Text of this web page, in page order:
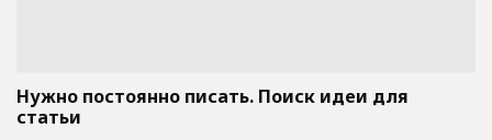
Нужно постоянно писать. Поиск идеи для
статьи